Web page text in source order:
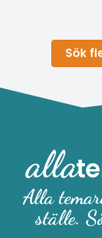
Sök
alla
Alla
ställe.